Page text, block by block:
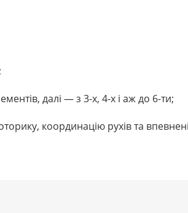
далі — з 3-х, 4-х і аж до 6-ти;
координацію рухів та